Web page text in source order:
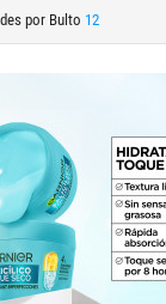
por Bulto 12